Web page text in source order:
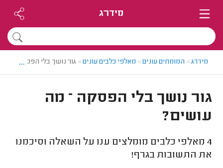
מידרג
מידרג> המומחים עונים> מאלפי כלבים עונים> גור נושך בלי הפסקה – מה
...
גור נושך בלי הפסקה – מה
עושים?
4 מאלפי כלבים מומלצים ענו על השאלה וסיכמנו
את התשובות בגרף!